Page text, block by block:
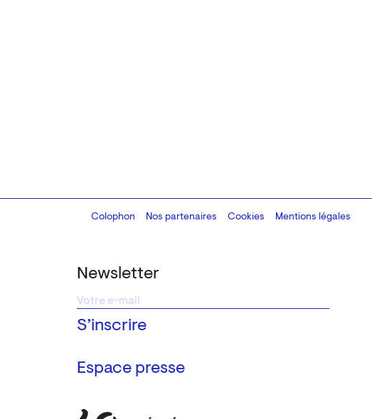
Newsletter
Espace presse
Colophon
Design:Marcel Kaczmarek, code:8080.studio
Nos partenaires Cookies Mentions légales